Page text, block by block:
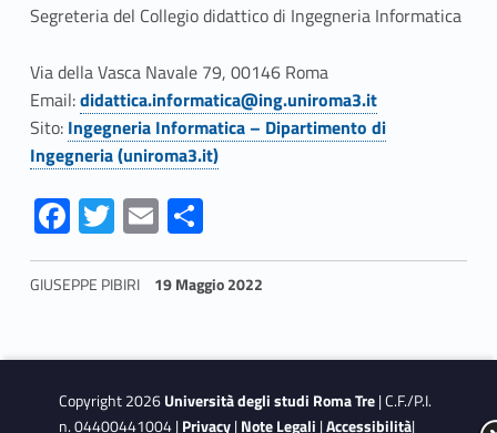
Segreteria del Collegio didattico di Ingegneria Informatica
Via della Vasca Navale 79, 00146 Roma
Email:didattica.informatica@ing.uniroma3.it
Sito: Ingegneria Informatica – Dipartimento di
Ingegneria (uniroma3.it)
Fa
ce
b
o
k
T
w
itt
E
m
ai
S
h
ar
GIUSEPPE PIBIRI 19 Maggio 2022
Copyright 2026Università degli studi Roma Tre| C.F./P.I.
n. 04400441004 |Privacy|Note Legali |Accessibilità|